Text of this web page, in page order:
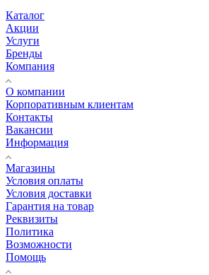
Каталог
Акции
Услуги
Бренды
Компания
О компании
Корпоративным клиентам
Контакты
Вакансии
Информация
Магазины
Условия оплаты
Условия доставки
Гарантия на товар
Реквизиты
Политика
Возможности
Помощь